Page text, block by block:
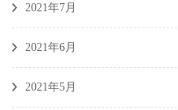
2021年7月
2021年6月
2021年5月